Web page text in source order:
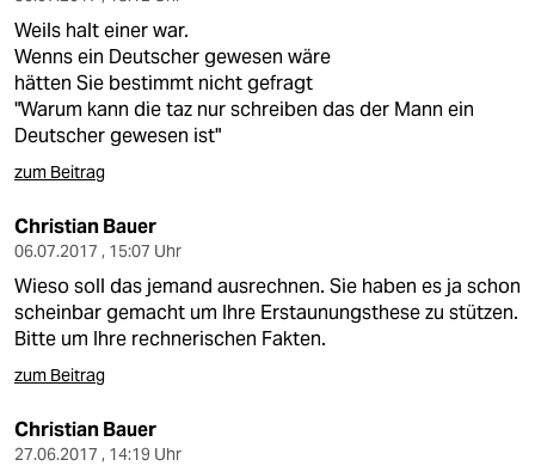
Weils halt einer war.
Wenns ein Deutscher gewesen wäre
hätten Sie bestimmt nicht gefragt
"Warum kann die taz nur schreiben das der Mann ein
Deutscher gewesen ist"
zum Beitrag
Christian Bauer
06.07.2017 , 15:07 Uhr
Wieso soll das jemand ausrechnen. Sie haben es ja schon
scheinbar gemacht um Ihre Erstaunungsthese zu stützen.
Bitte um Ihre rechnerischen Fakten.
zum Beitrag
Christian Bauer
27.06.2017 , 14:19 Uhr